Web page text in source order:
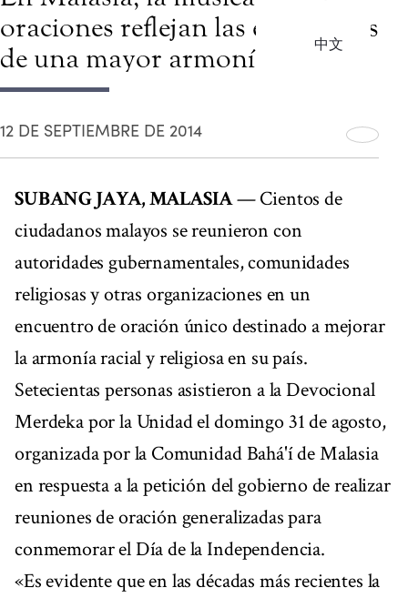
中文
oraciones reflejan las esperanzas
de una mayor armonía
12 DE SEPTIEMBRE DE 2014
SUBANG JAYA, MALASIA— Cientos de
ciudadanos malayos se reunieron con
autoridades gubernamentales, comunidades
religiosas y otras organizaciones en un
encuentro de oración único destinado a mejorar
la armonía racial y religiosa en su país.
Setecientas personas asistieron a la Devocional
Merdeka por la Unidad el domingo 31 de agosto,
organizada por la Comunidad Bahá'í de Malasia
en respuesta a la petición del gobierno de realizar
reuniones de oración generalizadas para
conmemorar el Día de la Independencia.
«Es evidente que en las décadas más recientes la